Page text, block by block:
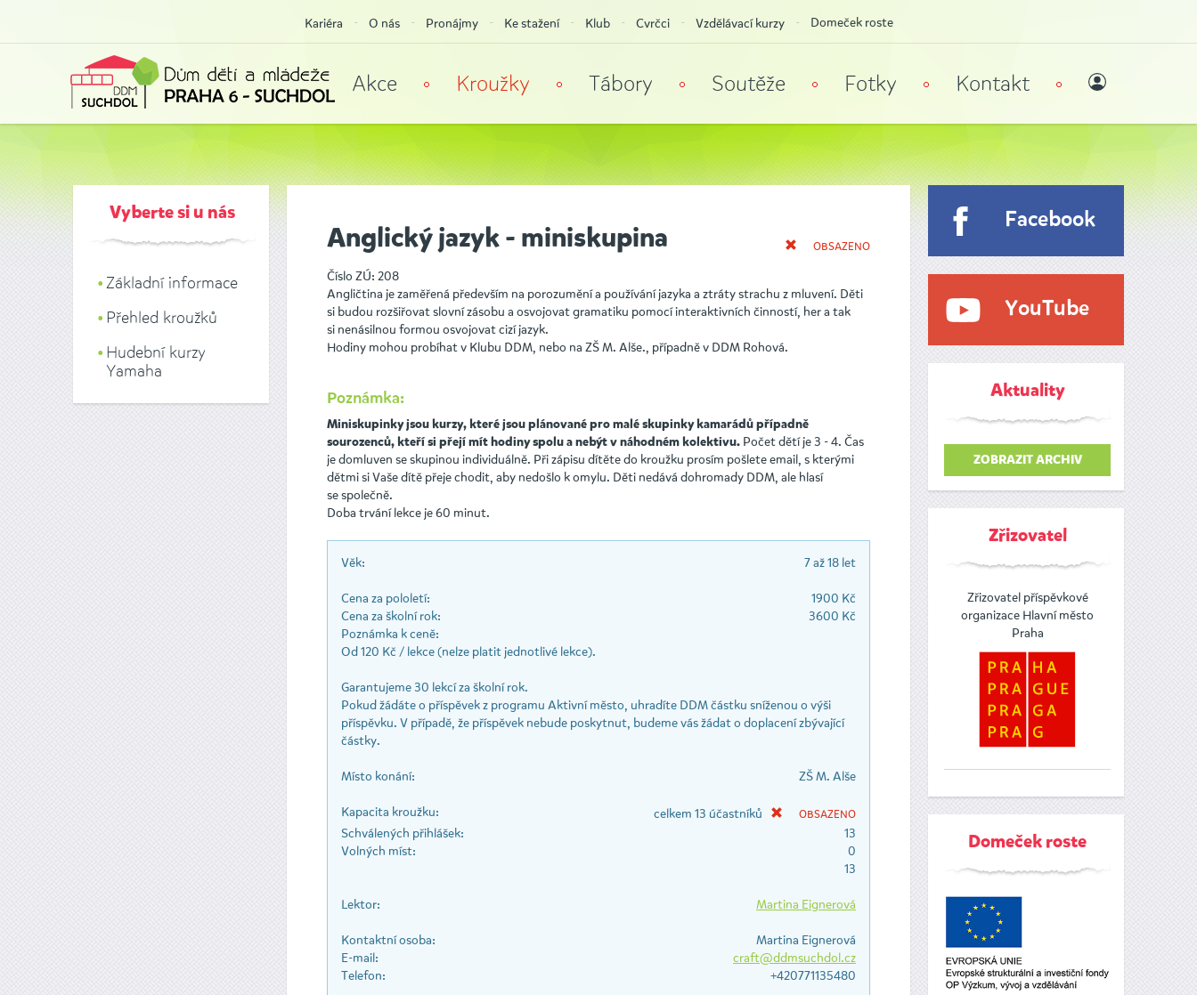
Akce Kroužky Tábory Soutěže Fotky Kontakt
Kariéra O nás Pronájmy Ke stažení Klub Cvrčci Vzdělávací kurzy Domeček roste
Vyberte si u nás
Základní informace
Přehled kroužků
Hudební kurzy
Yamaha
OBSAZENO
Anglický jazyk - miniskupina
Číslo ZÚ: 208
Angličtina je zaměřená především na porozumění a používání jazyka a ztráty strachu z mluvení. Děti
si budou rozšiřovat slovní zásobu a osvojovat gramatiku pomocí interaktivních činností, her a tak
si nenásilnou formou osvojovat cizí jazyk.
Hodiny mohou probíhat v Klubu DDM, nebo na ZŠ M. Alše., případně v DDM Rohová.
Poznámka:
Miniskupinky jsou kurzy, které jsou plánované pro malé skupinky kamarádů případně
sourozenců, kteří si přejí mít hodiny spolu a nebýt v náhodném kolektivu. Počet dětí je 3 - 4. Čas
je domluven se skupinou individuálně. Při zápisu dítěte do kroužku prosím pošlete email, s kterými
dětmi si Vaše dítě přeje chodit, aby nedošlo k omylu. Děti nedává dohromady DDM, ale hlasí
se společně.
Doba trvání lekce je 60 minut.
Věk: 7 až 18 let
Cena za pololetí:
1900 Kč
Cena za školní rok:
3600 Kč
Poznámka k ceně:
Od 120 Kč / lekce (nelze platit jednotlivé lekce).
Garantujeme 30 lekcí za školní rok.
Pokud žádáte o příspěvek z programu Aktivní město, uhradíte DDM částku sníženou o výši
příspěvku. V případě, že příspěvek nebude poskytnut, budeme vás žádat o doplacení zbývající
částky.
Místo konání: ZŠ M. Alše
Kapacita kroužku: celkem 13 účastníků OBSAZENO
Schválených přihlášek:
13
Volných míst:
0
13
Lektor: Martina Eignerová
Kontaktní osoba:
Martina Eignerová
E-mail:
craft@ddmsuchdol.cz
Telefon:
+420771135480
Facebook
YouTube
Aktuality
ZOBRAZIT ARCHIV
Zřizovatel
Zřizovatel příspěvkové
organizace Hlavní město
Praha
Domeček roste